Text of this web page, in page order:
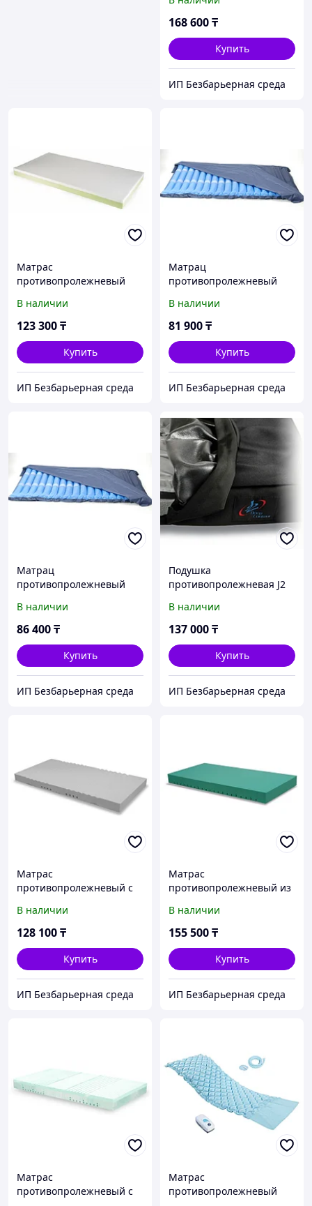
168 600₸
Купить
ИП Безбарьерная среда
Матрас
противопролежневый
Испания)
В наличии
123 300₸
Купить
ИП Безбарьерная среда
Матрац
противопролежневый
AIR
В наличии
81 900₸
Купить
ИП Безбарьерная среда
Матрац
противопролежневый
AIR
В наличии
86 400₸
Купить
ИП Безбарьерная среда
Подушка
противопролежневая J2
В наличии
137 000₸
Купить
ИП Безбарьерная среда
Матрас
противопролежневый с
Density 150 (Pardo,
Испания)
В наличии
128 100₸
Купить
ИП Безбарьерная среда
Матрас
противопролежневый из
полиуретановой пены
Biocell (Соя) Density 250
В наличии
155 500₸
Купить
ИП Безбарьерная среда
Матрас
противопролежневый с
Матрас
противопролежневый